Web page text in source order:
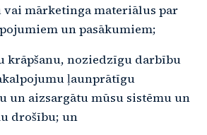
mārketinga materiālus par
un pasākumiem;
krāpšanu, noziedzīgu darbību
ļaunprātīgu
un aizsargātu mūsu sistēmu un
drošību; un